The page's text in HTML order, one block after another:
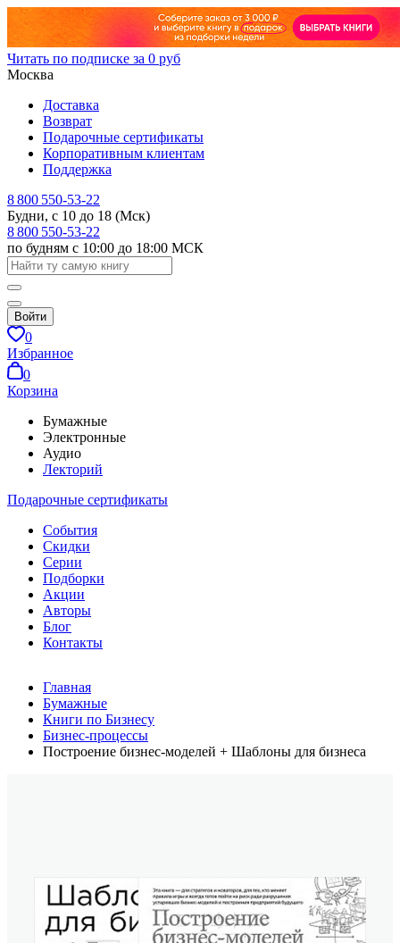
Читать по подписке за 0 руб
Москва
Доставка
Возврат
Подарочные сертификаты
Корпоративным клиентам
Поддержка
8 800 550-53-22
Будни, с 10 до 18 (Мск)
8 800 550-53-22
по будням с 10:00 до 18:00 МСК
Войти
0
Избранное
0
Корзина
Бумажные
Электронные
Аудио
Лекторий
Подарочные сертификаты
События
Скидки
Серии
Подборки
Акции
Авторы
Блог
Контакты
Главная
Бумажные
Книги по Бизнесу
Бизнес-процессы
Построение бизнес-моделей + Шаблоны для бизнеса